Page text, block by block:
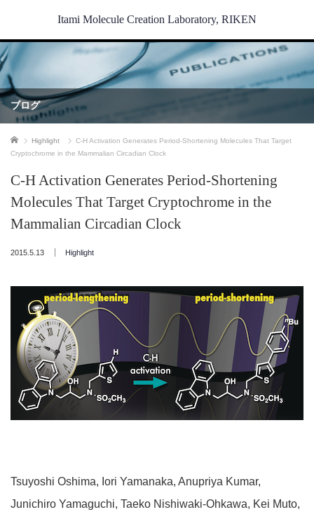
Itami Molecule Creation Laboratory, RIKEN
ブログ
ホーム Highlight
C-H Activation Generates Period-Shortening Molecules That Target
Cryptochrome in the Mammalian Circadian Clock
C-H Activation Generates Period-Shortening
Molecules That Target Cryptochrome in the
Mammalian Circadian Clock
2015.5.13 Highlight
Tsuyoshi Oshima, Iori Yamanaka, Anupriya Kumar,
Junichiro Yamaguchi, Taeko Nishiwaki-Ohkawa, Kei Muto,